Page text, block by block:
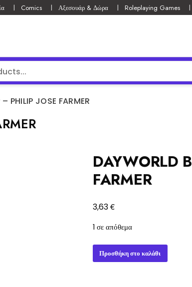
Comics Αξεσουάρ & Δώρα Roleplaying Games
PHILIP JOSE FARMER
DAYWORLD
FARMER
3,63€
1 σε απόθεμα
DAYWORLD
BREAKUP
Προσθήκη στο καλάθι